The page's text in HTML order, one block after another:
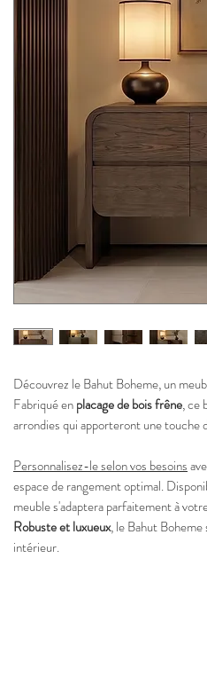
Découvrez le Bahut Boheme, un
Fabriqué enplacage de bois frêne, ce
arrondies qui apporteront une touche
Personnalisez-le selon vos besoins
espace de rangement optimal.
meuble s'adaptera parfaitement à
Robuste et luxueux, le Bahut
intérieur.